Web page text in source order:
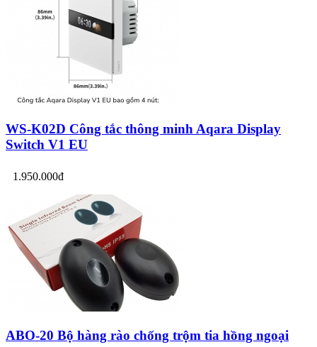
WS-K02D Công tắc thông minh Aqara Display
Switch V1 EU
1.950.000đ
ABO-20 Bộ hàng rào chống trộm tia hồng ngoại